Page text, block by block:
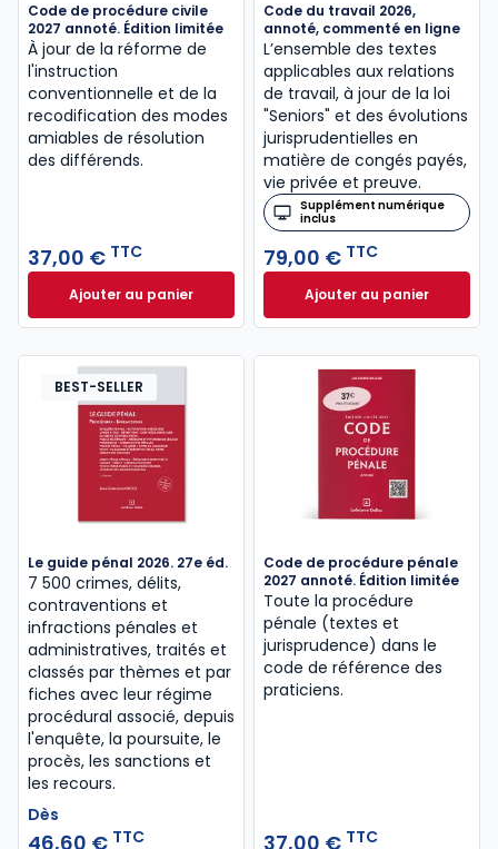
Code de procédure civile
2027 annoté. Édition limitée
À jour de la réforme de
l'instruction
conventionnelle et de la
recodification des modes
amiables de résolution
des différends.
37,00 € TTC
Ajouter au panierCode de procédure civile 2027 annoté. Édition
Code du travail 2026,
annoté, commenté en ligne
L’ensemble des textes
applicables aux relations
de travail, à jour de la loi
"Seniors" et des évolutions
jurisprudentielles en
matière de congés payés,
vie privée et preuve.
Supplément numérique
inclus
79,00 € TTC
Ajouter au panier
Code du travail
BEST-SELLER
Le guide pénal 2026. 27e éd.
7 500 crimes, délits,
contraventions et
infractions pénales et
administratives, traités et
classés par thèmes et par
fiches avec leur régime
procédural associé, depuis
l'enquête, la poursuite, le
procès, les sanctions et
les recours.
Dès
46,60 € TTC
Code de procédure pénale
2027 annoté. Édition limitée
Toute la procédure
pénale (textes et
jurisprudence) dans le
code de référence des
praticiens.
37,00 € TTC